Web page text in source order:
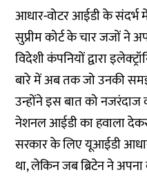
आधार-वोटर आईडी के संदर्भ
सुप्रीम कोर्ट के चार जजों ने
विदेशी कंपनियों द्वारा
बारे में अब तक जो उनकी
उन्होंने इस बात को नजरंदाज
नेशनल आईडी का हवाला देकर
सरकार के लिए यूआईडी
था, लेकिन जब ब्रिटेन ने